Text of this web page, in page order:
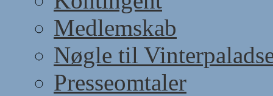
Medlemskab
Nøgle til
Presseomtaler